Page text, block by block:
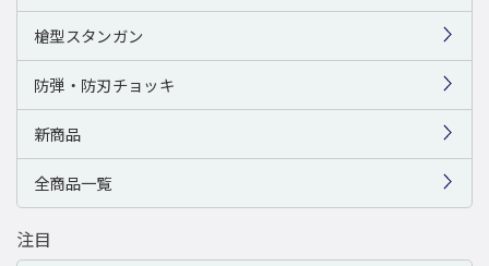
槍型スタンガン
防弾・防刃チョッキ
新商品
全商品一覧
注目